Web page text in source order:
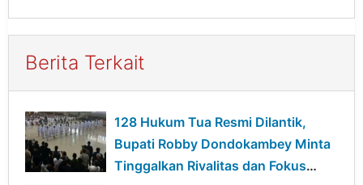
Berita Terkait
128 Hukum Tua Resmi Dilantik,
Bupati Robby Dondokambey Minta
Tinggalkan Rivalitas dan Fokus